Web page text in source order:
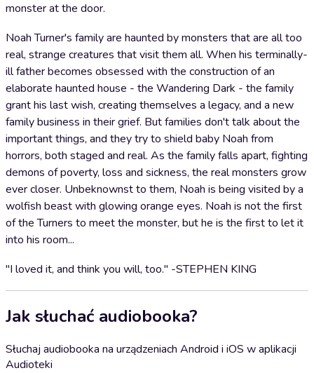
monster at the door.
Noah Turner's family are haunted by monsters that are all too
real, strange creatures that visit them all. When his terminally-
ill father becomes obsessed with the construction of an
elaborate haunted house - the Wandering Dark - the family
grant his last wish, creating themselves a legacy, and a new
family business in their grief. But families don't talk about the
important things, and they try to shield baby Noah from
horrors, both staged and real. As the family falls apart, fighting
demons of poverty, loss and sickness, the real monsters grow
ever closer. Unbeknownst to them, Noah is being visited by a
wolfish beast with glowing orange eyes. Noah is not the first
of the Turners to meet the monster, but he is the first to let it
into his room...
"I loved it, and think you will, too." -STEPHEN KING
Jak słuchać audiobooka?
Słuchaj audiobooka na urządzeniach Android i iOS w aplikacji
Audioteki